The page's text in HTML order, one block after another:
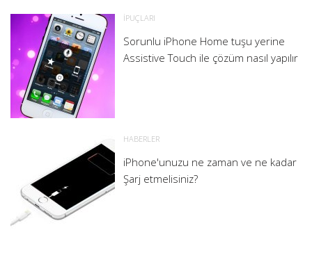
İPUÇLARI
Sorunlu iPhone Home tuşu yerine
Assistive Touch ile çözüm nasıl yapılır
HABERLER
iPhone'unuzu ne zaman ve ne kadar
Şarj etmelisiniz?